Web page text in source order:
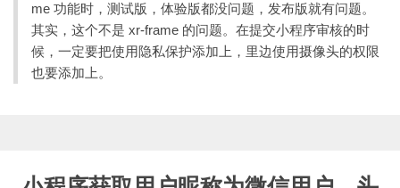
me 功能时，测试版，体验版都没问题，发布版就有问题。
其实，这个不是 xr-frame 的问题。在提交小程序审核的时
候，一定要把使用隐私保护添加上，里边使用摄像头的权限
也要添加上。